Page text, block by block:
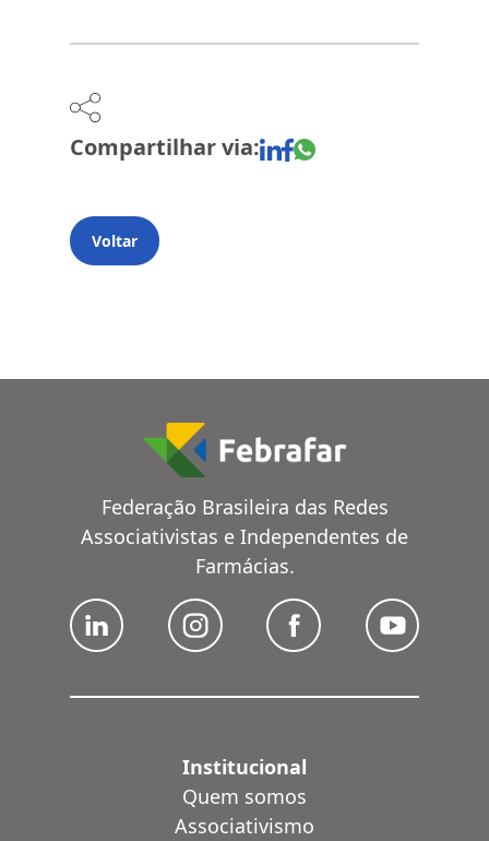
Compartilhar via:
Voltar
Federação Brasileira das Redes
Associativistas e Independentes de
Farmácias.
Institucional
Quem somos
Associativismo